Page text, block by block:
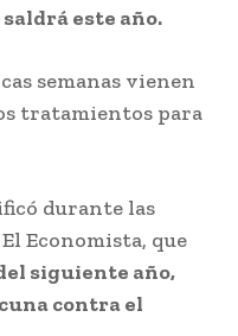
este año.
semanas vienen
tratamientos para
durante las
Economista, que
siguiente año,
contra el